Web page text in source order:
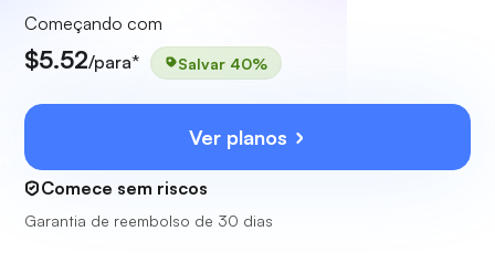
Começando com
$5.52/para* Salvar 40%
Ver planos
Comece sem riscos
Garantia de reembolso de 30 dias